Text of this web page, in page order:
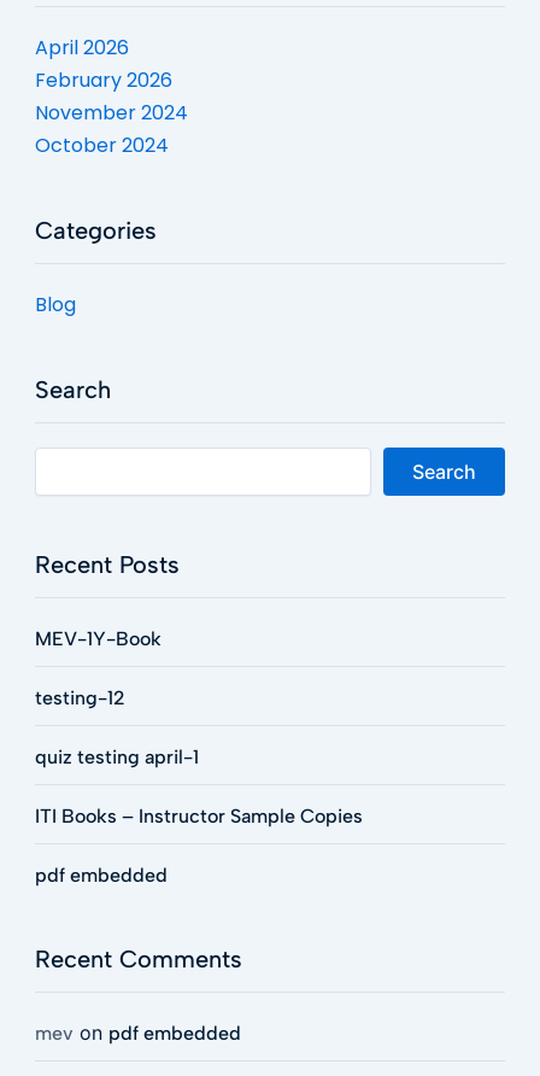
April 2026
February 2026
November 2024
October 2024
Categories
Blog
Search
Search
Recent Posts
MEV-1Y-Book
testing-12
quiz testing april-1
ITI Books – Instructor Sample Copies
pdf embedded
Recent Comments
mev on pdf embedded